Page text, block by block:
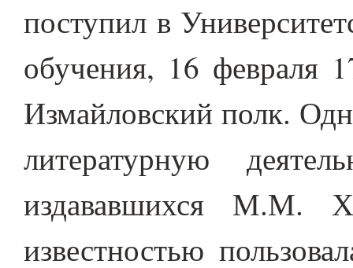
поступил в
обучения, 16 февраля
Измайловский полк.
литературную
издававшихся М.М.
известностью